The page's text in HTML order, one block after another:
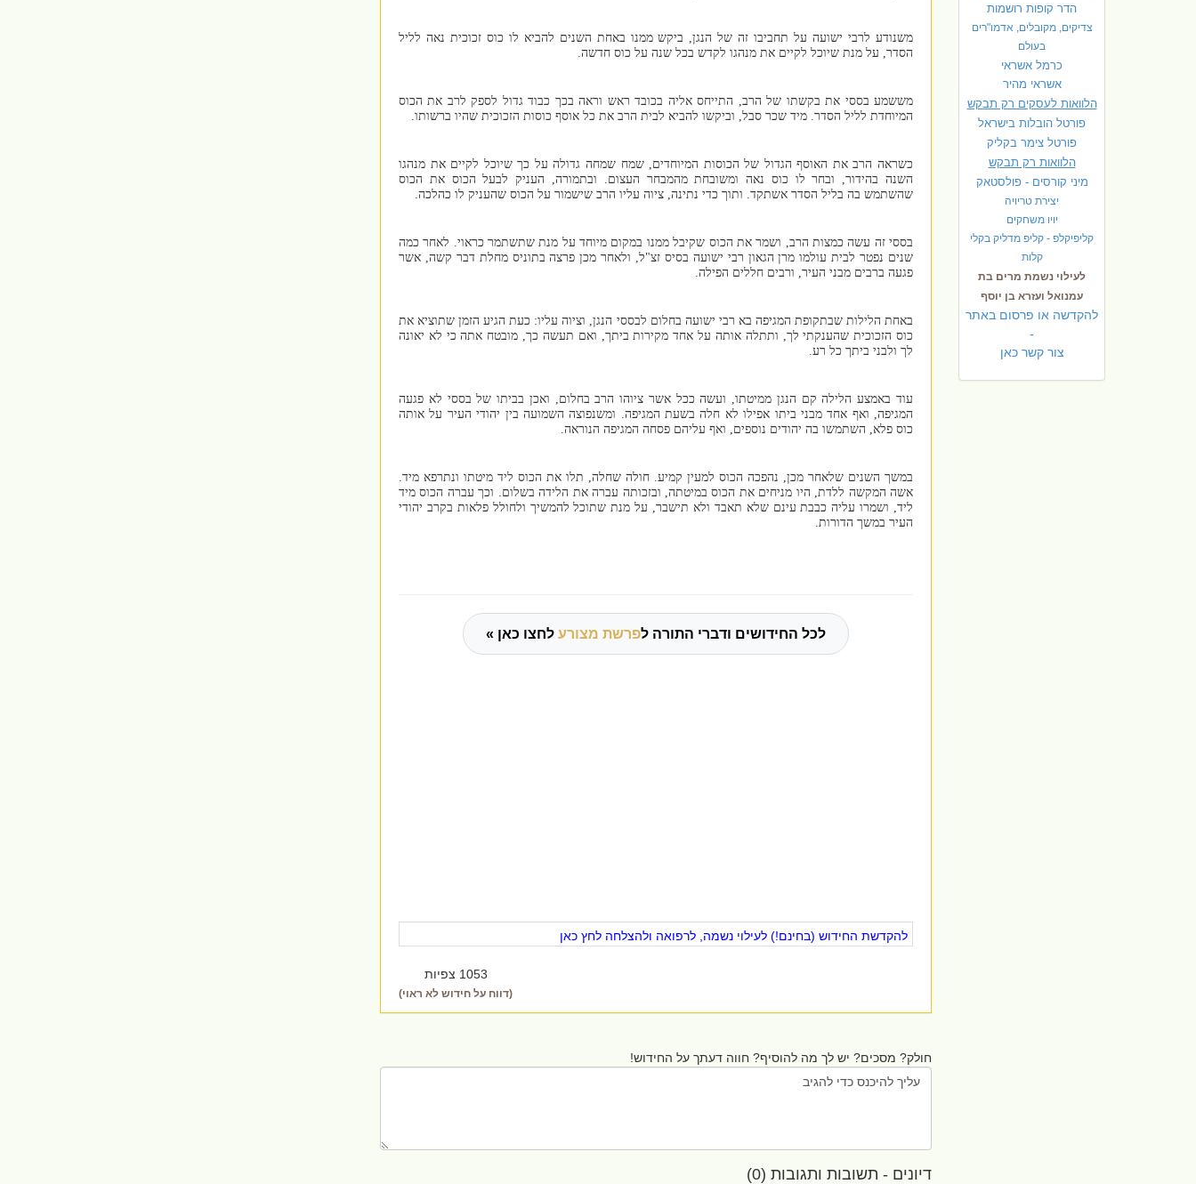
הדר קופות רושמות
צדיקים, מקובלים, אדמו"רים
בעולם
כרמל אשראי
אשראי מהיר
הלוואות לעסקים רק תבקש
פורטל הובלות בישראל
פורטל צימר בקליק
הלוואות רק תבקש
מיני קורסים - פולסטאק
יצירת טריויה
יויו משחקים
קליפיקלפ - קליפ מדליק בקלי
קלות
לעילוי נשמת מרים בת
עמנואל ועזרא בן יוסף
להקדשה או פרסום באתר
-
צור קשר כאן
משנודע לרבי ישועה על תחביבו זה של הנגן, ביקש ממנו באחת השנים להביא לו כוס זכוכית נאה לליל
הסדר, על מנת שיוכל לקיים את מנהגו לקדש בכל שנה על כוס חדשה.
מששמע בססי את בקשתו של הרב, התייחס אליה בכובד ראש וראה בכך כבוד גדול לספק לרב את הכוס
המיוחדת לליל הסדר. מיד שכר סבל, וביקשו להביא לבית הרב את כל אוסף כוסות הזכוכית שהיו ברשותו.
כשראה הרב את האוסף הגדול של הכוסות המיוחדים, שמח שמחה גדולה על כך שיוכל לקיים את מנהגו
השנה בהידור, ובחר לו כוס נאה ומשובחת מהמבחר העצום. ובתמורה, העניק לבעל הכוס את הכוס
שהשתמש בה בליל הסדר אשתקד. ותוך כדי נתינה, ציוה עליו הרב שישמור על הכוס שהעניק לו כהלכה.
בססי זה עשה כמצות הרב, ושמר את הכוס שקיבל ממנו במקום מיוחד על מנת שתשתמר כראוי. לאחר כמה
שנים נפטר לבית עולמו מרן הגאון רבי ישועה בסיס זצ"ל, ולאחר מכן פרצה בתוניס מחלת דבר קשה, אשר
פגעה ברבים מבני העיר, ורבים חללים הפילה.
באחת הלילות שבתקופת המגיפה בא רבי ישועה בחלום לבססי הנגן, וציוה עליו: כעת הגיע הזמן שתוציא את
כוס הזכוכית שהענקתי לך, ותתלה אותה על אחד מקירות ביתך, ואם תעשה כך, מובטח אתה כי לא יאונה
לך ולבני ביתך כל רע.
עוד באמצע הלילה קם הנגן ממיטתו, ועשה ככל אשר ציוהו הרב בחלום, ואכן בביתו של בססי לא פגעה
המגיפה, ואף אחד מבני ביתו אפילו לא חלה בשעת המגיפה. ומשנפוצה השמועה בין יהודי העיר על אותה
כוס פלא, השתמשו בה יהודים נוספים, ואף עליהם פסחה המגיפה הנוראה.
במשך השנים שלאחר מכן, נהפכה הכוס למעין קמיע. חולה שחלה, תלו את הכוס ליד מיטתו ונתרפא מיד.
אשה המקשה ללדת, היו מניחים את הכוס במיטתה, ובזכותה עברה את הלידה בשלום. וכך עברה הכוס מיד
ליד, ושמרו עליה כבבת עינם שלא תאבד ולא תישבר, על מנת שתוכל להמשיך ולחולל פלאות בקרב יהודי
העיר במשך הדורות.
לכל החידושים ודברי התורה לפרשת מצורע לחצו כאן »
להקדשת החידוש (בחינם!) לעילוי נשמה, לרפואה ולהצלחה לחץ כאן
1053 צפיות
(דווח על חידוש לא ראוי)
חולק? מסכים? יש לך מה להוסיף? חווה דעתך על החידוש!
דיונים - תשובות ותגובות (0)